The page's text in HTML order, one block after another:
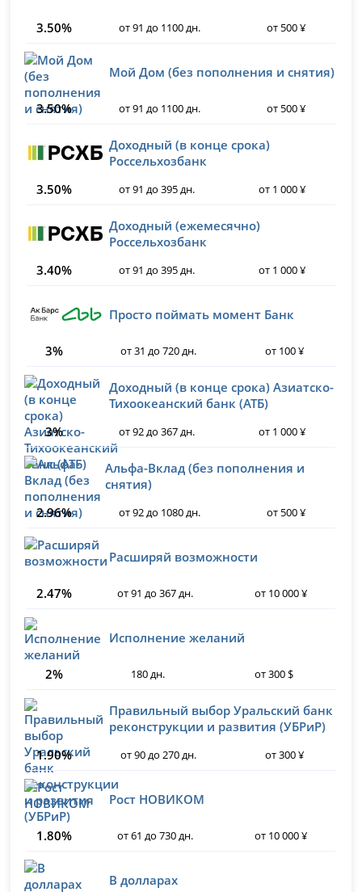
3.50% от 91 до 1100 дн. от 500 ¥
Мой Дом (без пополнения и снятия)
3.50% от 91 до 1100 дн. от 500 ¥
Доходный (в конце срока)
Россельхозбанк
3.50%
от 91 до 395 дн. от 1 000 ¥
Доходный (ежемесячно)
Россельхозбанк
3.40%
от 91 до 395 дн. от 1 000 ¥
Просто поймать момент Банк
3% от 31 до 720 дн. от 100 ¥
Доходный (в конце срока) Азиатско-
Тихоокеанский банк (АТБ)
3%
от 92 до 367 дн. от 1 000 ¥
Альфа-Вклад (без пополнения и
снятия)
2.96%
от 92 до 1080 дн. от 500 ¥
Расширяй возможности
2.47% от 91 до 367 дн. от 10 000 ¥
Исполнение желаний
2% 180 дн. от 300 $
Правильный выбор Уральский банк
реконструкции и развития (УБРиР)
1.90%
от 90 до 270 дн. от 300 ¥
Рост НОВИКОМ
1.80% от 61 до 730 дн. от 10 000 ¥
В долларах